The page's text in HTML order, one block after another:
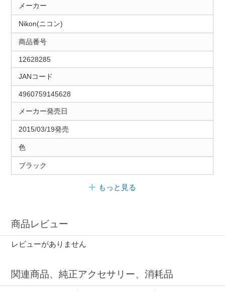
メーカー
Nikon(ニコン)
商品番号
12628285
JANコード
4960759145628
メーカー発売日
2015/03/19発売
色
ブラック
もっと見る
商品レビュー
レビューがありません
関連商品、純正アクセサリー、消耗品